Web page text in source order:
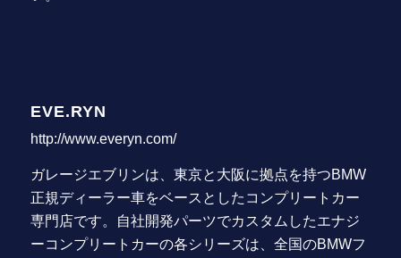
EVE.RYN
http://www.everyn.com/
ガレージエブリンは、東京と大阪に拠点を持つBMW
正規ディーラー車をベースとしたコンプリートカー
専門店です。自社開発パーツでカスタムしたエナジ
ーコンプリートカーの各シリーズは、全国のBMWフ